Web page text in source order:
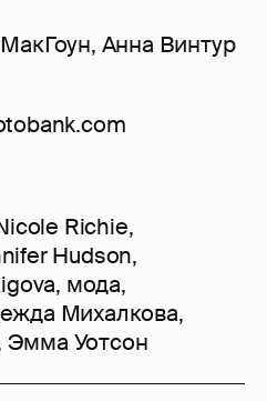
Анна Винтур
Richie,
Hudson,
, мода,
Михалкова,
Эмма Уотсон